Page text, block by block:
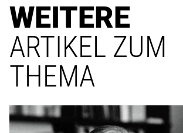
WEITERE
ARTIKEL ZUM
THEMA